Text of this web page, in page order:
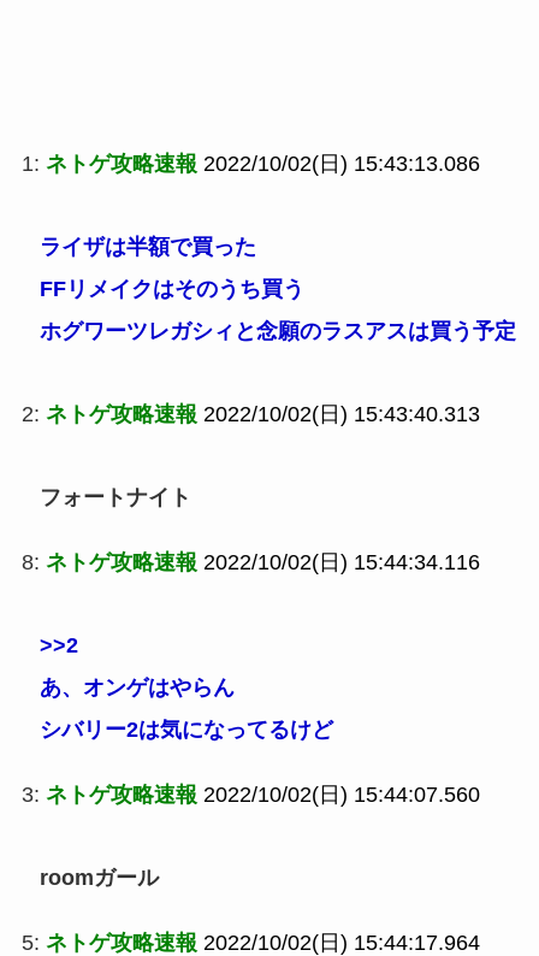
1: ネトゲ攻略速報 2022/10/02(日) 15:43:13.086
ライザは半額で買った
FFリメイクはそのうち買う
ホグワーツレガシィと念願のラスアスは買う予定
2: ネトゲ攻略速報 2022/10/02(日) 15:43:40.313
フォートナイト
8: ネトゲ攻略速報 2022/10/02(日) 15:44:34.116
>>2
あ、オンゲはやらん
シバリー2は気になってるけど
3: ネトゲ攻略速報 2022/10/02(日) 15:44:07.560
roomガール
5: ネトゲ攻略速報 2022/10/02(日) 15:44:17.964